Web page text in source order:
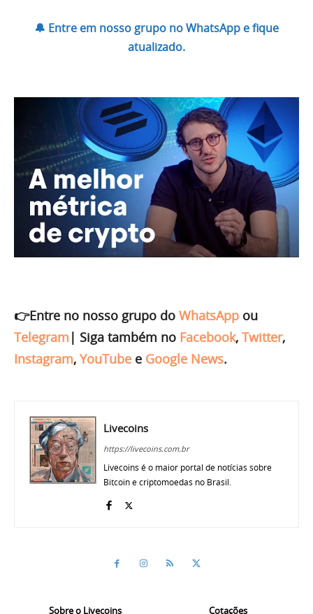
🔔 Entre em nosso grupo no WhatsApp e fique
atualizado.
👉Entre no nosso grupo do WhatsApp ou
Telegram | Siga também no Facebook, Twitter,
Instagram, YouTube e Google News.
Livecoins
https://livecoins.com.br
Livecoins é o maior portal de notícias sobre
Bitcoin e criptomoedas no Brasil.
Sobre o Livecoins Cotações